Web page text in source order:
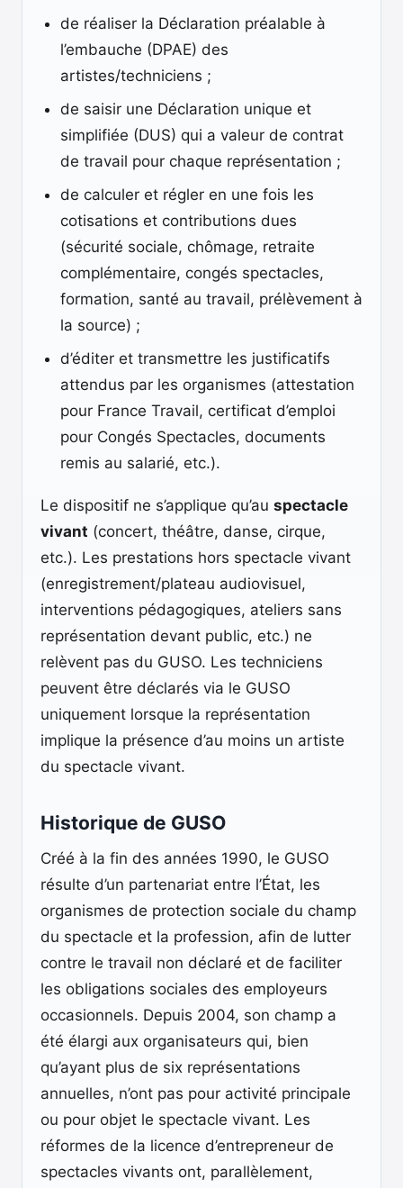
de réaliser la Déclaration préalable à
l’embauche (DPAE) des
artistes/techniciens ;
de saisir une Déclaration unique et
simplifiée (DUS) qui a valeur de contrat
de travail pour chaque représentation ;
de calculer et régler en une fois les
cotisations et contributions dues
(sécurité sociale, chômage, retraite
complémentaire, congés spectacles,
formation, santé au travail, prélèvement à
la source) ;
d’éditer et transmettre les justificatifs
attendus par les organismes (attestation
pour France Travail, certificat d’emploi
pour Congés Spectacles, documents
remis au salarié, etc.).
Le dispositif ne s’applique qu’au spectacle
vivant (concert, théâtre, danse, cirque,
etc.). Les prestations hors spectacle vivant
(enregistrement/plateau audiovisuel,
interventions pédagogiques, ateliers sans
représentation devant public, etc.) ne
relèvent pas du GUSO. Les techniciens
peuvent être déclarés via le GUSO
uniquement lorsque la représentation
implique la présence d’au moins un artiste
du spectacle vivant.
Historique de GUSO
Créé à la fin des années 1990, le GUSO
résulte d’un partenariat entre l’État, les
organismes de protection sociale du champ
du spectacle et la profession, afin de lutter
contre le travail non déclaré et de faciliter
les obligations sociales des employeurs
occasionnels. Depuis 2004, son champ a
été élargi aux organisateurs qui, bien
qu’ayant plus de six représentations
annuelles, n’ont pas pour activité principale
ou pour objet le spectacle vivant. Les
réformes de la licence d’entrepreneur de
spectacles vivants ont, parallèlement,